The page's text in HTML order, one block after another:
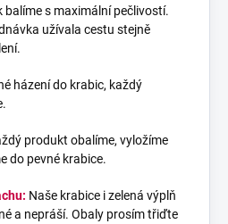
balíme s maximální pečlivostí.
užívala cestu stejně
házení do krabic, každý
produkt obalíme, vyložíme
do pevné krabice.
Naše krabice i zelená výplň
a nepráší. Obaly prosím třiďte